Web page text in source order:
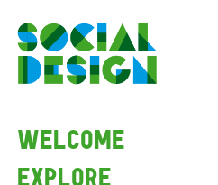
WELCOME
EXPLORE